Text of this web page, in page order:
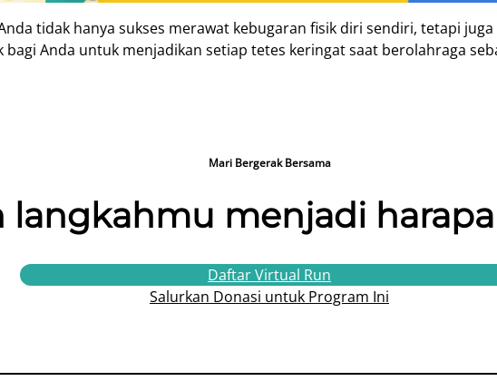
tidak hanya sukses merawat kebugaran fisik diri sendiri, tetapi
Anda untuk menjadikan setiap tetes keringat saat berolahraga
Mari Bergerak Bersama
langkahmu menjadi
Daftar Virtual Run
Salurkan Donasi untuk Program Ini